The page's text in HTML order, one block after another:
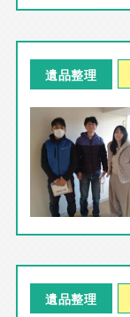
遺品整理
遺品整理